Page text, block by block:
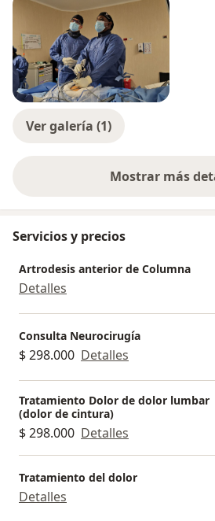
Ver galería (1)
Mostrar mássobre
Servicios y precios
Artrodesis anterior de Columna
Detalles
Consulta Neurocirugía
$ 298.000 Detalles
Tratamiento Dolor de dolor lumbar
(dolor de cintura)
$ 298.000 Detalles
Tratamiento del dolor
Detalles